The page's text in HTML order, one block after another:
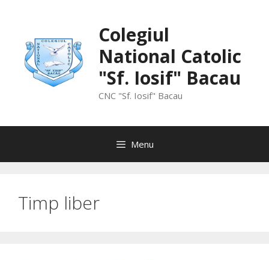
content
Colegiul
National Catolic
"Sf. Iosif" Bacau
CNC "Sf. Iosif" Bacau
Menu
Timp liber